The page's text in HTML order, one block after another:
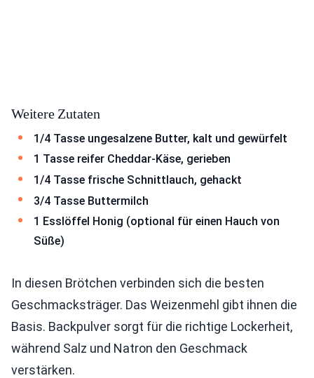
Weitere Zutaten
1/4 Tasse ungesalzene Butter, kalt und gewürfelt
1 Tasse reifer Cheddar-Käse, gerieben
1/4 Tasse frische Schnittlauch, gehackt
3/4 Tasse Buttermilch
1 Esslöffel Honig (optional für einen Hauch von
Süße)
In diesen Brötchen verbinden sich die besten
Geschmacksträger. Das Weizenmehl gibt ihnen die
Basis. Backpulver sorgt für die richtige Lockerheit,
während Salz und Natron den Geschmack
verstärken.